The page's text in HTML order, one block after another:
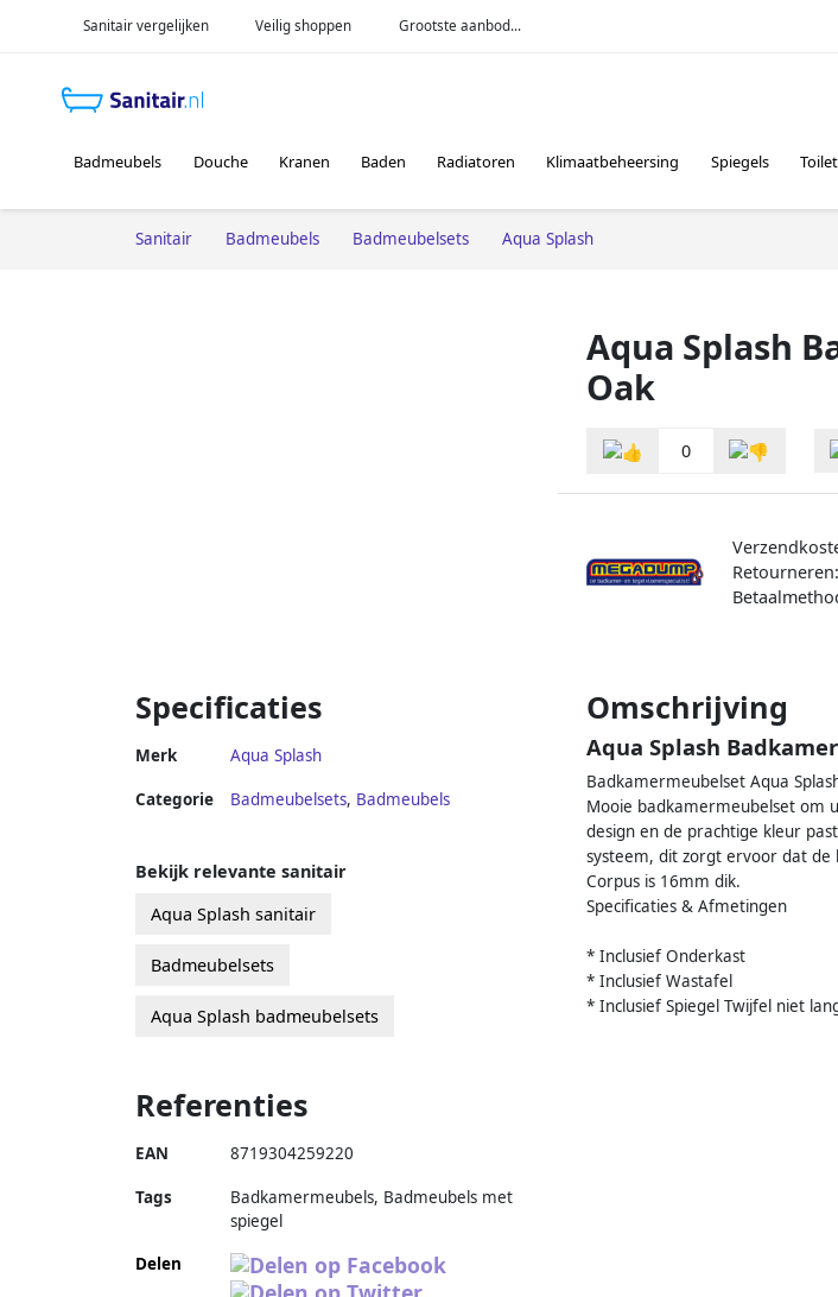
Sanitair vergelijken Veilig shoppen Grootste aanbod...
Badmeubels Douche Kranen Baden Radiatoren Klimaatbeheersing Spiegels
Sanitair Badmeubels Badmeubelsets Aqua Splash
Aqua Splash
Oak
0
Specificaties
Merk Aqua Splash
Categorie Badmeubelsets, Badmeubels
Omschrijving
Aqua Splash
Badkamermeubelset Aqua
Mooie badkamermeubelset om
design en de prachtige kleur
systeem, dit zorgt ervoor dat de
Corpus is 16mm dik.
Specificaties & Afmetingen
* Inclusief Onderkast
* Inclusief Wastafel
* Inclusief Spiegel Twijfel niet
Bekijk relevante sanitair
Aqua Splash sanitair
Badmeubelsets
Aqua Splash badmeubelsets
Referenties
EAN 8719304259220
Tags
Badkamermeubels, Badmeubels met
spiegel
Delen